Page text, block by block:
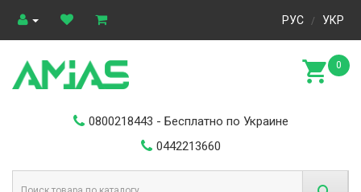
РУС / УКР
0800218443 - Бесплатно по Украине
0442213660
0